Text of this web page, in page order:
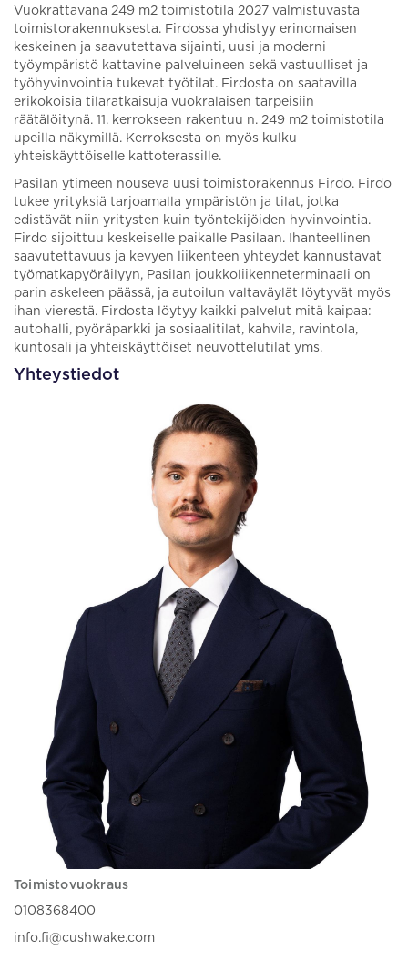
Vuokrattavana 249 m2 toimistotila 2027 valmistuvasta
toimistorakennuksesta. Firdossa yhdistyy erinomaisen
keskeinen ja saavutettava sijainti, uusi ja moderni
työympäristö kattavine palveluineen sekä vastuulliset ja
työhyvinvointia tukevat työtilat. Firdosta on saatavilla
erikokoisia tilaratkaisuja vuokralaisen tarpeisiin
räätälöitynä. 11. kerrokseen rakentuu n. 249 m2 toimistotila
upeilla näkymillä. Kerroksesta on myös kulku
yhteiskäyttöiselle kattoterassille.
Pasilan ytimeen nouseva uusi toimistorakennus Firdo. Firdo
tukee yrityksiä tarjoamalla ympäristön ja tilat, jotka
edistävät niin yritysten kuin työntekijöiden hyvinvointia.
Firdo sijoittuu keskeiselle paikalle Pasilaan. Ihanteellinen
saavutettavuus ja kevyen liikenteen yhteydet kannustavat
työmatkapyöräilyyn, Pasilan joukkoliikenneterminaali on
parin askeleen päässä, ja autoilun valtaväylät löytyvät myös
ihan vierestä. Firdosta löytyy kaikki palvelut mitä kaipaa:
autohalli, pyöräparkki ja sosiaalitilat, kahvila, ravintola,
kuntosali ja yhteiskäyttöiset neuvottelutilat yms.
Yhteystiedot
Toimistovuokraus
0108368400
info.fi@cushwake.com